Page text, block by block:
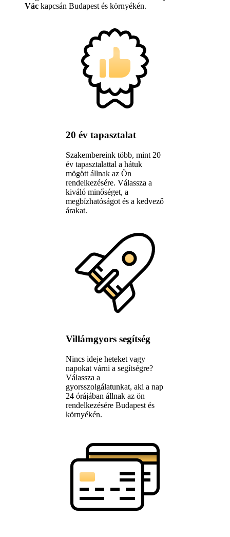
Vác kapcsán Budapest és környékén.
20 év tapasztalat
Szakembereink több, mint 20
év tapasztalattal a hátuk
mögött állnak az Ön
rendelkezésére. Válassza a
kiváló minőséget, a
megbízhatóságot és a kedvező
árakat.
Villámgyors segítség
Nincs ideje heteket vagy
napokat várni a segítségre?
Válassza a
gyorsszolgálatunkat, aki a nap
24 órájában állnak az ön
rendelkezésére Budapest és
környékén.